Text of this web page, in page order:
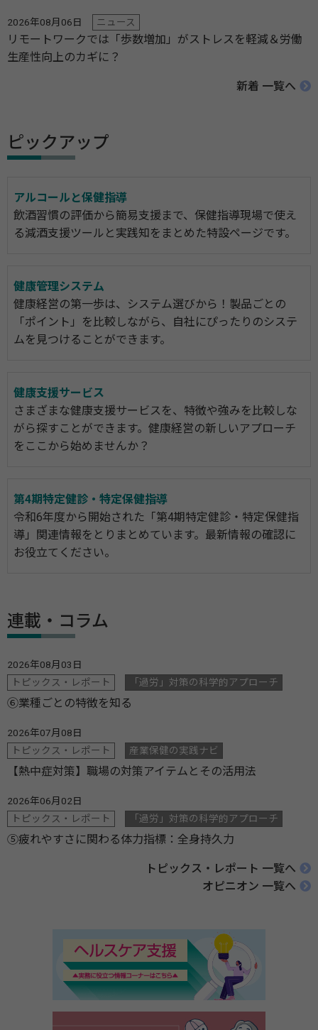
2026年08月06日 ニュース
リモートワークでは「歩数増加」がストレスを軽減＆労働
生産性向上のカギに？
新着 一覧へ
ピックアップ
アルコールと保健指導
飲酒習慣の評価から簡易支援まで、保健指導現場で使え
る減酒支援ツールと実践知をまとめた特設ページです。
健康管理システム
健康経営の第一歩は、システム選びから！製品ごとの
「ポイント」を比較しながら、自社にぴったりのシステ
ムを見つけることができます。
健康支援サービス
さまざまな健康支援サービスを、特徴や強みを比較しな
がら探すことができます。健康経営の新しいアプローチ
をここから始めませんか？
第4期特定健診・特定保健指導
令和6年度から開始された「第4期特定健診・特定保健指
導」関連情報をとりまとめています。最新情報の確認に
お役立てください。
連載・コラム
2026年08月03日
トピックス・レポート
「過労」対策の科学的アプローチ
⑥業種ごとの特徴を知る
2026年07月08日
トピックス・レポート
産業保健の実践ナビ
【熱中症対策】職場の対策アイテムとその活用法
2026年06月02日
トピックス・レポート
「過労」対策の科学的アプローチ
⑤疲れやすさに関わる体力指標：全身持久力
トピックス・レポート 一覧へ
オピニオン 一覧へ